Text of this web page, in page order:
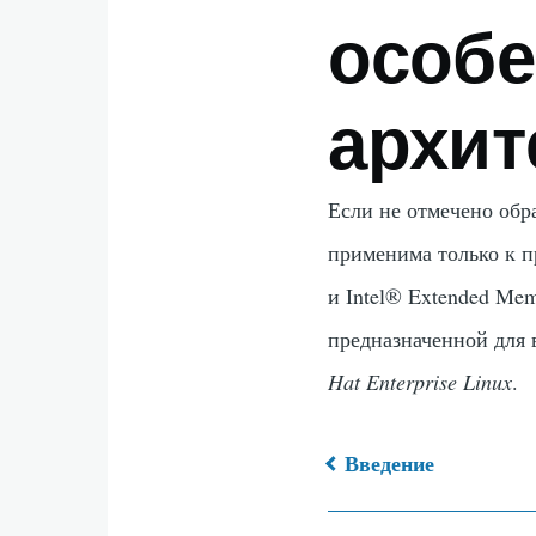
Если не отмечено
применима только к
иIntel® Extended
предназначенной
Hat Enterprise Linux.
Введение